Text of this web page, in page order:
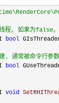
线程, 如果为false,
bool
建. 通常被命令行
bool
void